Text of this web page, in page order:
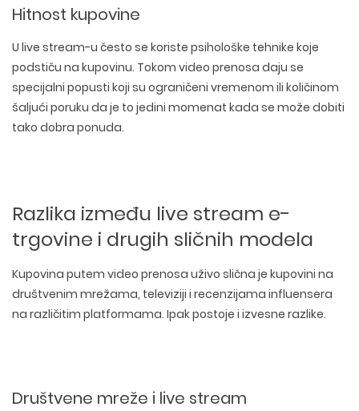
Hitnost kupovine
U live stream-u često se koriste psihološke tehnike koje
podstiču na kupovinu. Tokom video prenosa daju se
specijalni popusti koji su ograničeni vremenom ili količinom
šaljući poruku da je to jedini momenat kada se može dobiti
tako dobra ponuda.
Razlika između live stream e-
trgovine i drugih sličnih modela
Kupovina putem video prenosa uživo slična je kupovini na
društvenim mrežama, televiziji i recenzijama influensera
na različitim platformama. Ipak postoje i izvesne razlike.
Društvene mreže i live stream